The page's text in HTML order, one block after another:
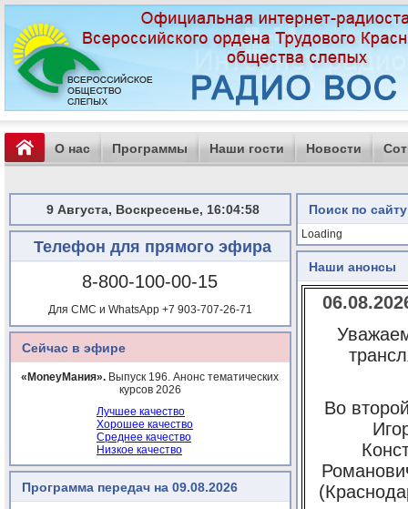
О нас Программы Наши гости Новости
9 Августа, Воскресенье, 16:04:58
Телефон для прямого эфира
8-800-100-00-15
Для СМС и WhatsApp +7 903-707-26-71
Сейчас в эфире
«MoneyМания». Выпуск 196. Анонс тематических
курсов 2026
Лучшее качество
Хорошее качество
Среднее качество
Низкое качество
Программа передач на 09.08.2026
Поиск по сайту
Loading
Наши анонсы
Во